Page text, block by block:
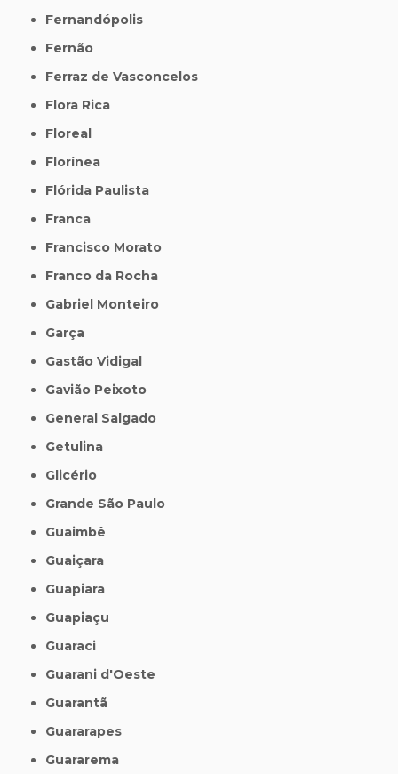
Fernandópolis
Fernão
Ferraz de Vasconcelos
Flora Rica
Floreal
Florínea
Flórida Paulista
Franca
Francisco Morato
Franco da Rocha
Gabriel Monteiro
Garça
Gastão Vidigal
Gavião Peixoto
General Salgado
Getulina
Glicério
Grande São Paulo
Guaimbê
Guaiçara
Guapiara
Guapiaçu
Guaraci
Guarani d'Oeste
Guarantã
Guararapes
Guararema